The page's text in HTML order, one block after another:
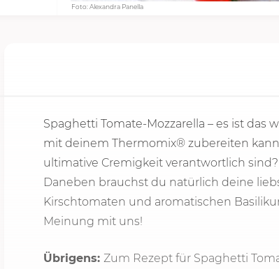
Foto: Alexandra Panella
Spaghetti Tomate-Mozzarella – es ist das
mit deinem Thermomix® zubereiten
ultimative Cremigkeit verantwortlich sind?
Daneben brauchst du natürlich deine
Kirschtomaten und aromatischen
Meinung mit uns!
Übrigens: Zum Rezept für Spaghetti